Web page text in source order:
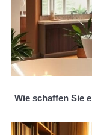
Wie schaffen Sie